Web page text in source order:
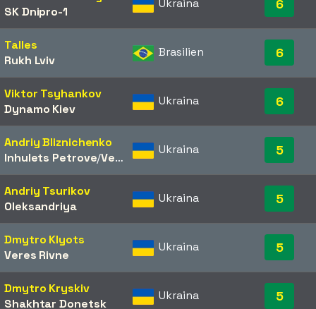
SK Dnipro-1
Ukraina 6
Talles
Rukh Lviv
Brasilien 6
Viktor Tsyhankov
Dynamo Kiev
Ukraina 6
Andriy Bliznichenko
Inhulets Petrove/​Veres Rivne
Ukraina 5
Andriy Tsurikov
Oleksandriya
Ukraina 5
Dmytro Klyots
Veres Rivne
Ukraina 5
Dmytro Kryskiv
Shakhtar Donetsk
Ukraina 5